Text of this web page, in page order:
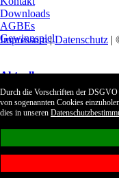
Downloads
AGBEs
Gewinnspiel
Aktuelles
Archiv
Kundenlogin
Datenschutz
Meldekanal
Durch die Vorschriften der
von sogenannten Cookies
dies in unseren
Impressum|Datenschutz |